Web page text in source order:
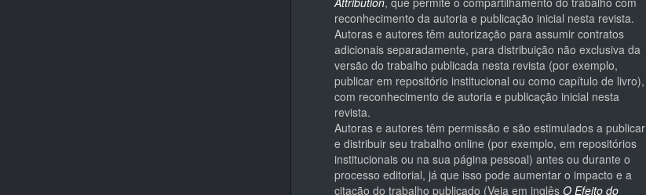
reconhecimento da autoria e publicação inicial nesta revista.
Autoras e autores têm autorização para assumir contratos
adicionais separadamente, para distribuição não exclusiva da
versão do trabalho publicada nesta revista (por exemplo,
publicar em repositório institucional ou como capítulo de livro),
com reconhecimento de autoria e publicação inicial nesta
revista.
Autoras e autores têm permissão e são estimulados a publicar
e distribuir seu trabalho online (por exemplo, em repositórios
institucionais ou na sua página pessoal) antes ou durante o
processo editorial, já que isso pode aumentar o impacto e a
citação do trabalho publicado (Veja em inglêsO Efeito do